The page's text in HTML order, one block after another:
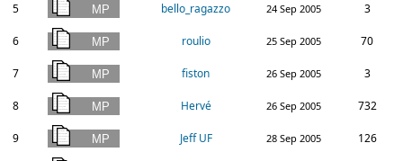
5 bello_ragazzo 24 Sep 2005 3
6 roulio 25 Sep 2005 70
7 fiston 26 Sep 2005 3
8 Hervé 26 Sep 2005 732
9 Jeff UF 28 Sep 2005 126